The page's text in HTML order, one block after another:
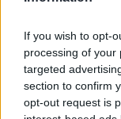
If you wish to opt-
processing of your
targeted
section to confirm
opt-out request is